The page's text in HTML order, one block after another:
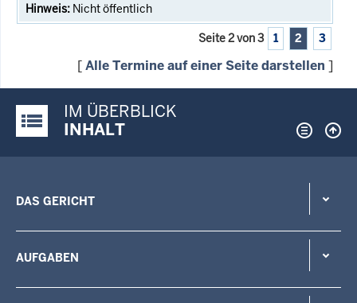
Nicht öffentlich
Seite 2 von 3 1 2 3
[Alle Termine auf einer Seite darstellen ]
Justiz-Portal im Überblick:
IM ÜBERBLICK
INHALT
DAS GERICHT
AUFGABEN